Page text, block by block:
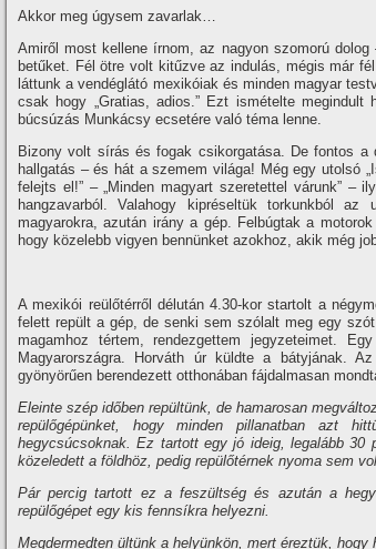
Akkor meg úgysem zavarlak…
Amiről most kellene í­rnom, az nagyon szomorú
betűket. Fél ötre volt kitűzve az indulás, mégis már
láttunk a vendéglátó mexikóiak és minden magyar
csak hogy „Gratias, adios.” Ezt ismételte megindult
búcsúzás Munkácsy ecsetére való téma lenne.
Bizony volt sí­rás és fogak csikorgatása. De fontos
hallgatás – és hát a szemem világa! Még egy utolsó
felejts el!” – „Minden magyart szeretettel várunk” –
hangzavarból. Valahogy kipréseltük torkunkból
magyarokra, azután irány a gép. Felbúgtak a
hogy közelebb vigyen bennünket azokhoz, akik még
A mexikói reülőtérről délután 4.30-kor startolt a
felett repült a gép, de senki sem szólalt meg egy
magamhoz tértem, rendezgettem jegyzeteimet.
Magyarországra. Horváth úr küldte a bátyjának.
gyönyörűen berendezett otthonában fájdalmasan
Eleinte szép időben repültünk, de hamarosan
repülőgépünket, hogy minden pillanatban azt
hegycsúcsoknak. Ez tartott egy jó ideig, legalább 30
közeledett a földhöz, pedig repülőtérnek nyoma sem
Pár percig tartott ez a feszültség és azután a
repülőgépet egy kis fennsí­kra helyezni.
Megdermedten ültünk a helyünkön, mert éreztük, hogy